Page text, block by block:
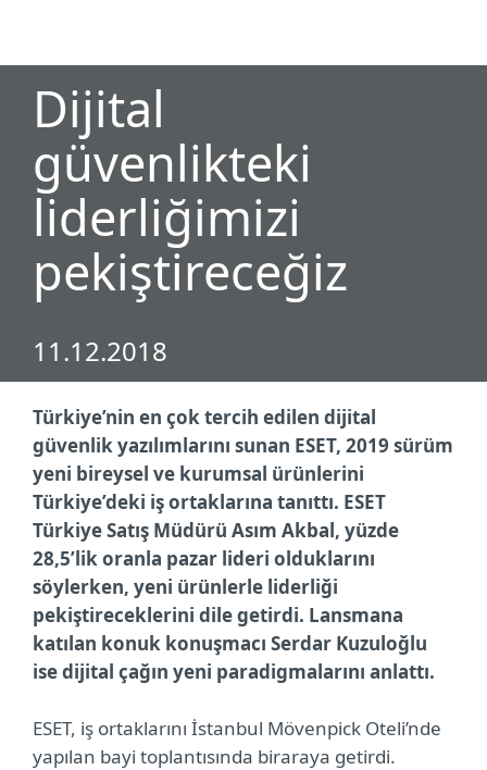
Dijital
güvenlikteki
liderliğimizi
pekiştireceğiz
11.12.2018
Türkiye’nin en çok tercih edilen dijital
güvenlik yazılımlarını sunan ESET, 2019 sürüm
yeni bireysel ve kurumsal ürünlerini
Türkiye’deki iş ortaklarına tanıttı. ESET
Türkiye Satış Müdürü Asım Akbal, yüzde
28,5’lik oranla pazar lideri olduklarını
söylerken, yeni ürünlerle liderliği
pekiştireceklerini dile getirdi. Lansmana
katılan konuk konuşmacı Serdar Kuzuloğlu
ise dijital çağın yeni paradigmalarını anlattı.
ESET, iş ortaklarını İstanbul Mövenpick Oteli’nde
yapılan bayi toplantısında biraraya getirdi.